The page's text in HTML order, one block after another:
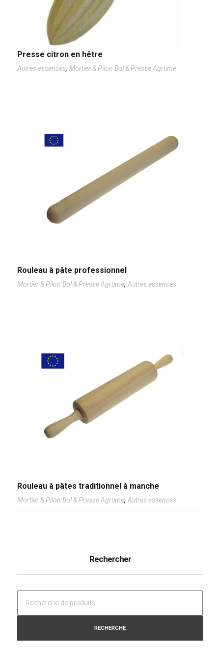
Presse citron en hêtre
Autres essences, Mortier & Pilon Bol & Presse Agrume
Rouleau à pâte professionnel
Mortier & Pilon Bol & Presse Agrume, Autres essences
Rouleau à pâtes traditionnel à manche
Mortier & Pilon Bol & Presse Agrume, Autres essences
Rechercher
RECHERCHE